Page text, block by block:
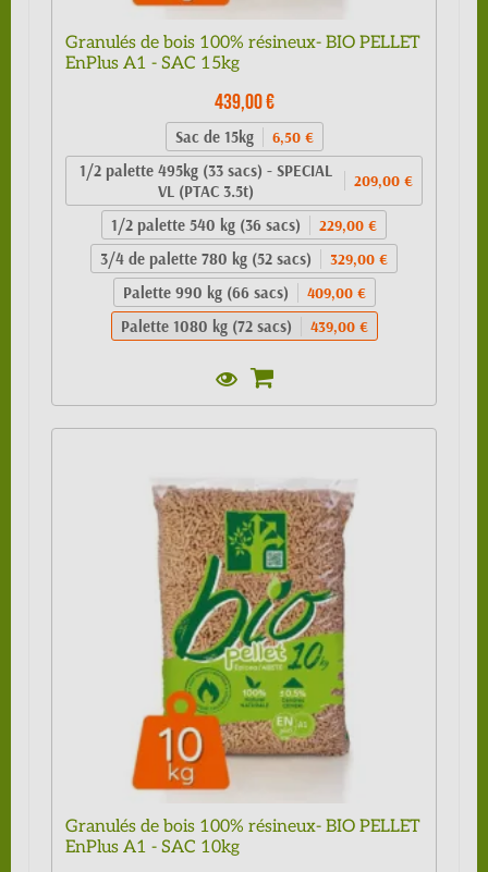
Granulés de bois 100% résineux- BIO PELLET
EnPlus A1 - SAC 15kg
439,00 €
Sac de 15kg 6,50 €
1/2 palette 495kg (33 sacs) - SPECIAL
VL (PTAC 3.5t)
209,00 €
1/2 palette 540 kg (36 sacs) 229,00 €
3/4 de palette 780 kg (52 sacs) 329,00 €
Palette 990 kg (66 sacs) 409,00 €
Palette 1080 kg (72 sacs) 439,00 €
Granulés de bois 100% résineux- BIO PELLET
EnPlus A1 - SAC 10kg